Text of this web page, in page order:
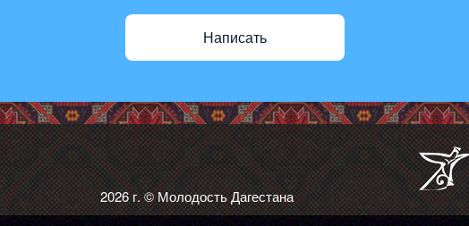
Написать
2026 г. © Молодость Дагестана